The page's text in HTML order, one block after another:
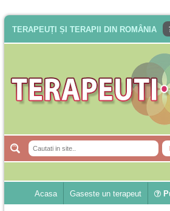
TERAPEUȚI ȘI TERAPII DIN ROMÂNIA
Acasa Gaseste un terapeut